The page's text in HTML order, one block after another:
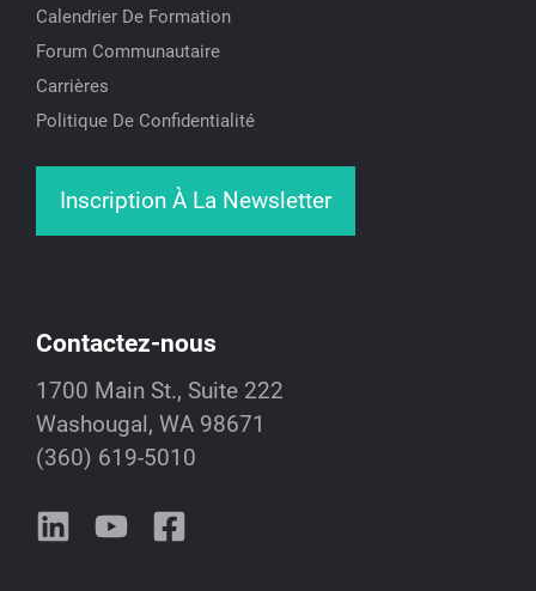
Contactez-nous
1700 Main St., Suite 222
Washougal, WA 98671
(360) 619-5010
Calendrier De Formation
Forum Communautaire
Carrières
Politique De Confidentialité
Inscription À La Newsletter